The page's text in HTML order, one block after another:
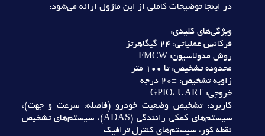
در اينجا توضيحات کاملي از اين ماژول ارائه مي‌شود:
ويژگي‌هاي کليدي:
فرکانس عملياتي: 24 گيگاهرتز
روش مدولاسيون: FMCW
محدوده تشخيص: تا 100 متر
زاويه تشخيص: ±20 درجه
خروجي: GPIO، UART
کاربرد: تشخيص وضعيت خودرو (فاصله، سرعت و جهت)،
سيستم‌هاي کمکي رانندگي (ADAS)، سيستم‌هاي تشخيص
نقطه کور، سيستم‌هاي کنترل ترافيک